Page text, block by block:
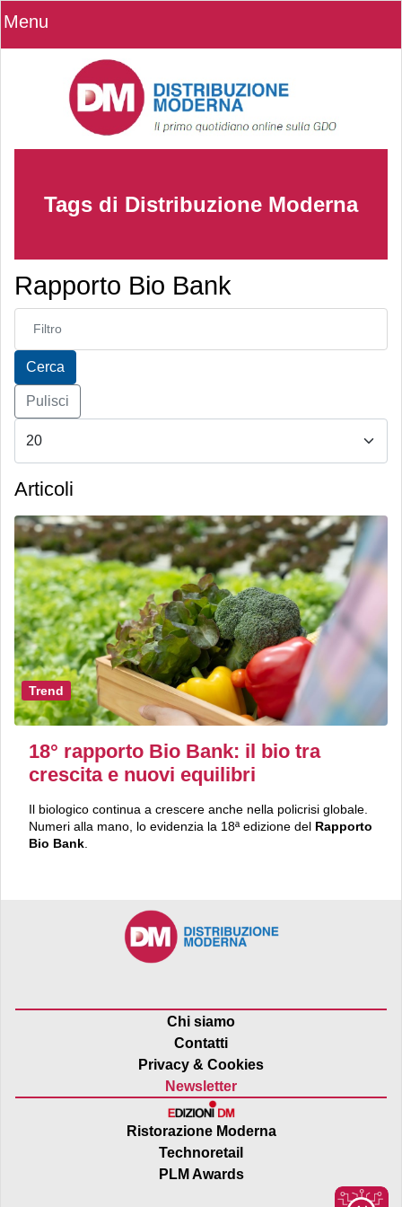
Menu
Tags di Distribuzione Moderna
Rapporto Bio Bank
Inserisci parte del titolo
Cerca
Pulisci
Articoli
Trend
18° rapporto Bio Bank: il bio tra
crescita e nuovi equilibri
Il biologico continua a crescere anche nella policrisi globale.
Numeri alla mano, lo evidenzia la 18ª edizione del Rapporto
Bio Bank
Chi siamo
Contatti
Privacy & Cookies
Newsletter
Ristorazione Moderna
Technoretail
PLM Awards